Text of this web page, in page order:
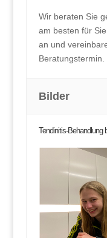
Wir beraten Sie
am besten für
an und
Beratungstermin.
Bilder
Tendinitis-Behandlung